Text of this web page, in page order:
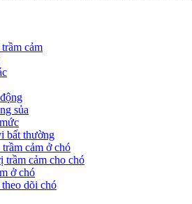
cảm
sủa
bất thường
cảm ở chó
trầm cảm cho chó
ở chó
dõi chó